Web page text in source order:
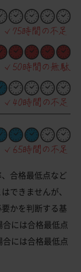
合格最低点など
できませんが、
かを判断する基
には合格最低点
には合格最低点